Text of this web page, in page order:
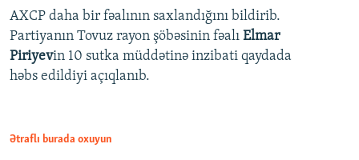
AXCP daha bir fəalının saxlandığını bildirib.
Partiyanın Tovuz rayon şöbəsinin fəalı Elmar
Piriyevin 10 sutka müddətinə inzibati qaydada
həbs edildiyi açıqlanıb.
Ətraflı burada oxuyun